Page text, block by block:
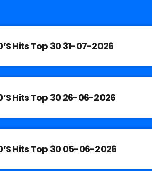
Hits Top 30 31-07-2026
Hits Top 30 26-06-2026
Hits Top 30 05-06-2026